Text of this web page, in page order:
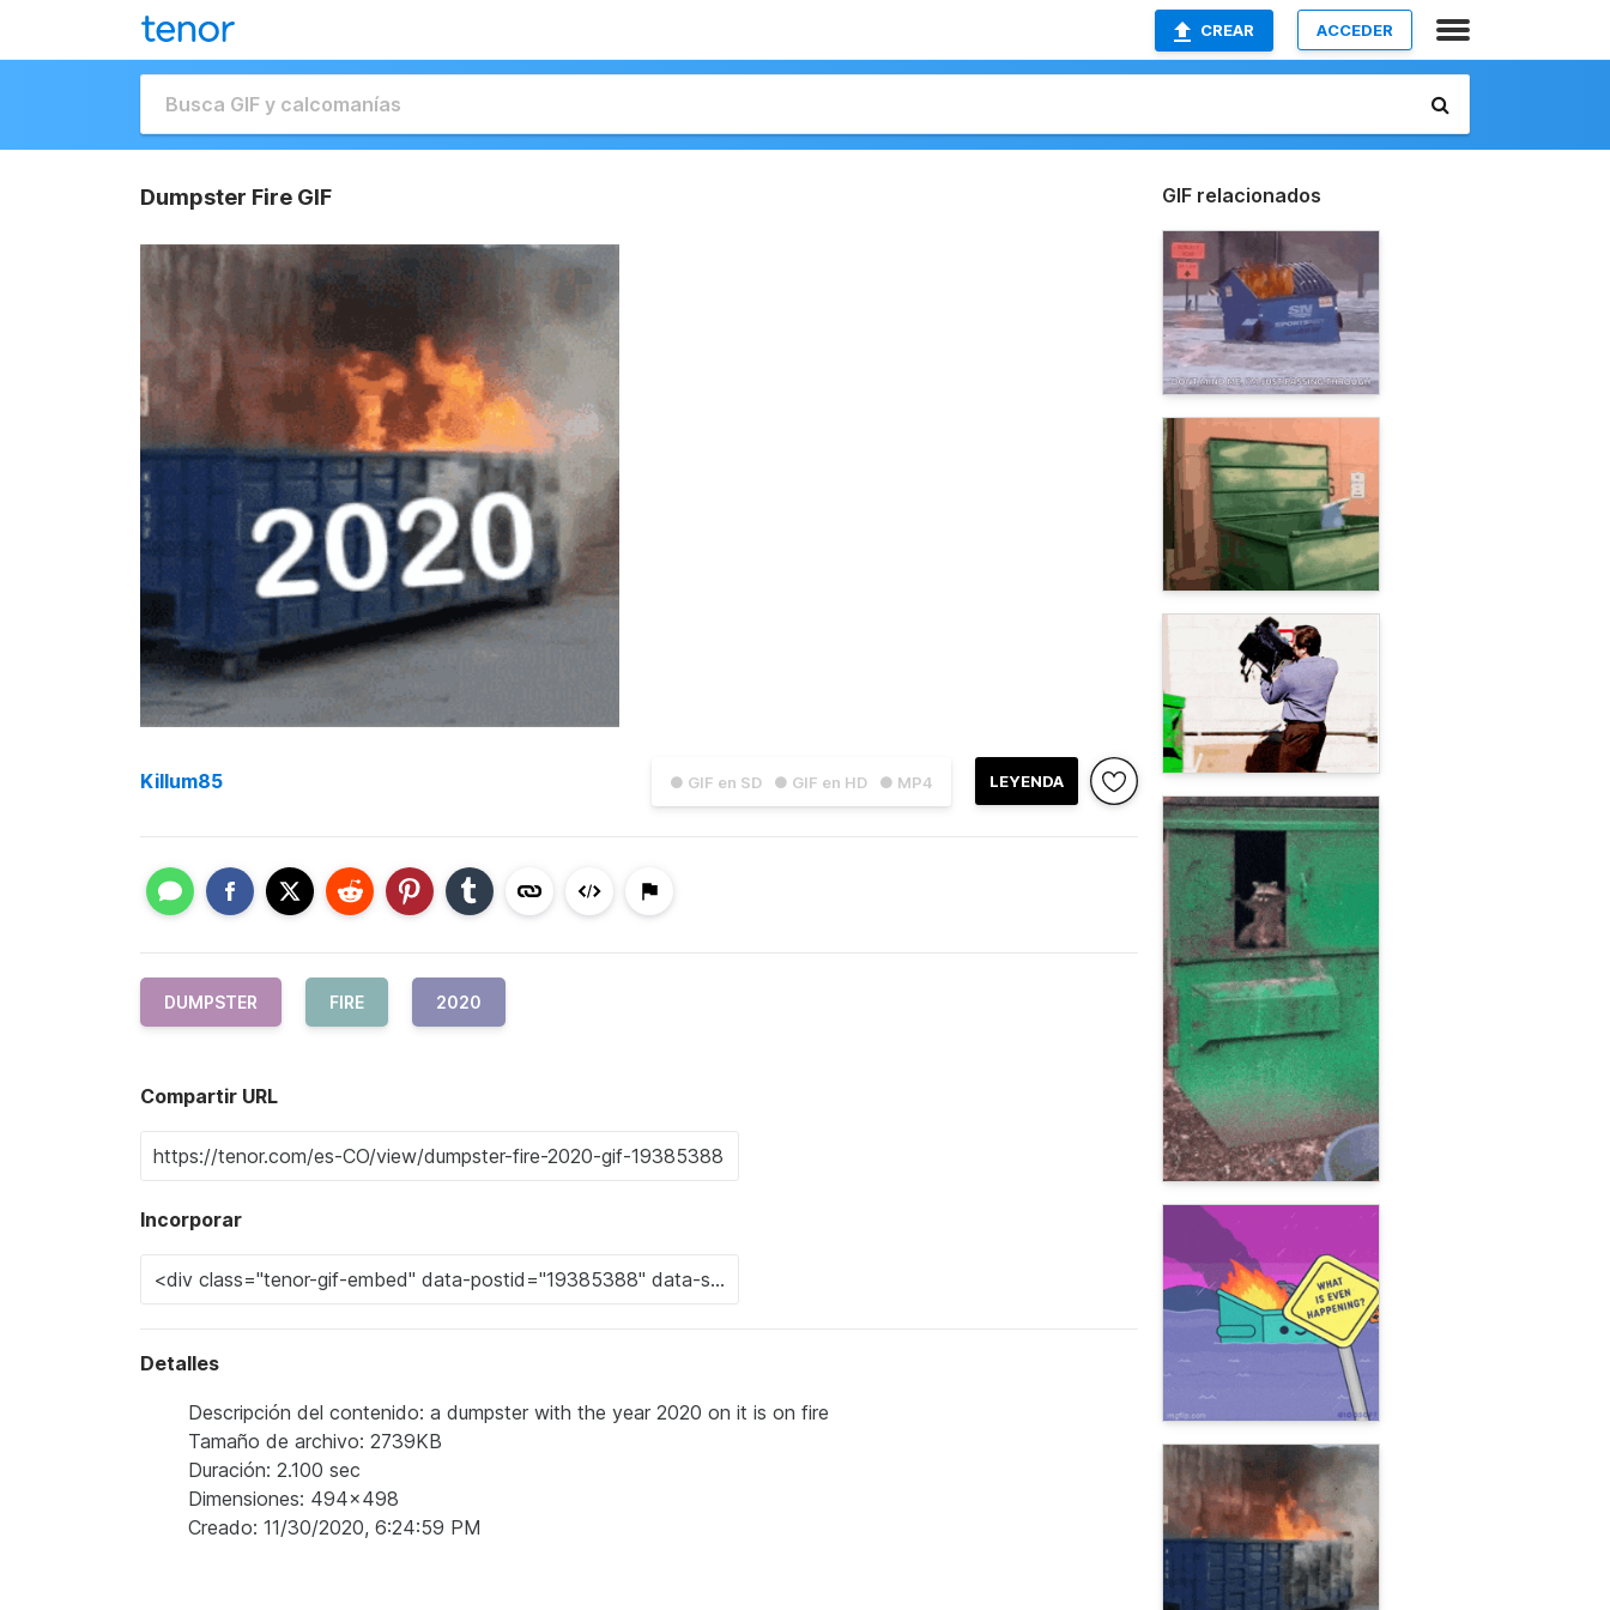
CREAR ACCEDER
Dumpster Fire GIF
● GIF en SD ● GIF en HD ● MP4 LEYENDA
Killum85
DUMPSTER FIRE 2020
Compartir URL
Incorporar
Detalles
Descripción del contenido: a dumpster with the year 2020 on it is on fire
Tamaño de archivo: 2739KB
Duración: 2.100 sec
Dimensiones: 494x498
Creado: 11/30/2020, 6:24:59 PM
GIF relacionados